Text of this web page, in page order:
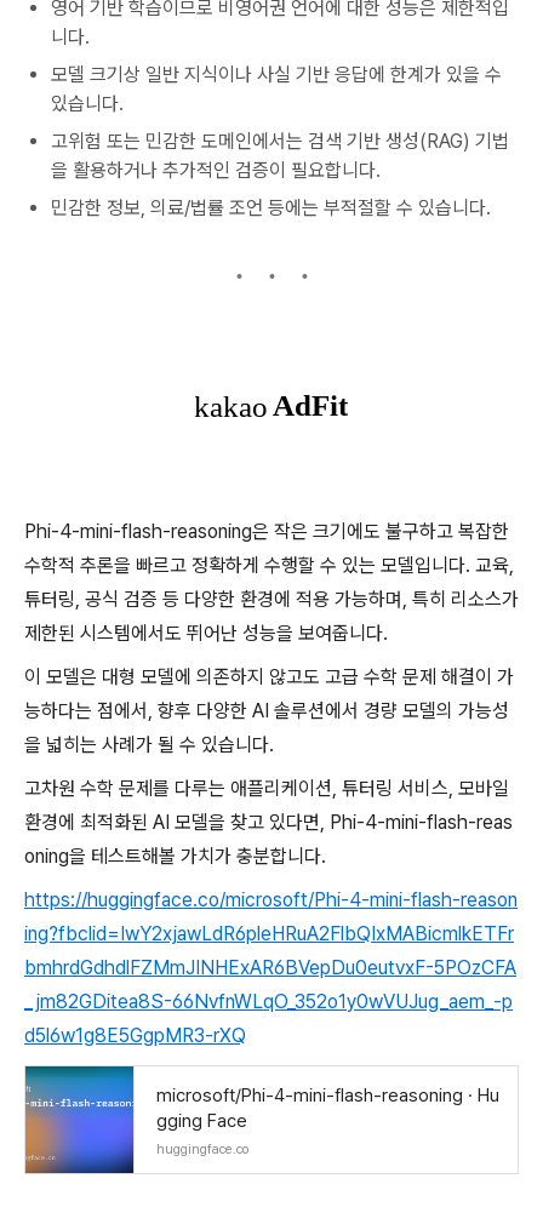
영어 기반 학습이므로 비영어권 언어에 대한 성능은 제한적입
니다.
모델 크기상 일반 지식이나 사실 기반 응답에 한계가 있을 수
있습니다.
고위험 또는 민감한 도메인에서는 검색 기반 생성(RAG) 기법
을 활용하거나 추가적인 검증이 필요합니다.
민감한 정보, 의료/법률 조언 등에는 부적절할 수 있습니다.
Phi-4-mini-flash-reasoning은 작은 크기에도 불구하고 복잡한
수학적 추론을 빠르고 정확하게 수행할 수 있는 모델입니다. 교육,
튜터링, 공식 검증 등 다양한 환경에 적용 가능하며, 특히 리소스가
제한된 시스템에서도 뛰어난 성능을 보여줍니다.
이 모델은 대형 모델에 의존하지 않고도 고급 수학 문제 해결이 가
능하다는 점에서, 향후 다양한 AI 솔루션에서 경량 모델의 가능성
을 넓히는 사례가 될 수 있습니다.
고차원 수학 문제를 다루는 애플리케이션, 튜터링 서비스, 모바일
환경에 최적화된 AI 모델을 찾고 있다면, Phi-4-mini-flash-reas
oning을 테스트해볼 가치가 충분합니다.
https://huggingface.co/microsoft/Phi-4-mini-flash-reason
ing?fbclid=IwY2xjawLdR6pleHRuA2FlbQIxMABicmlkETFr
bmhrdGdhdlFZMmJINHExAR6BVepDu0eutvxF-5POzCFA
_jm82GDitea8S-66NvfnWLqO_352o1y0wVUJug_aem_-p
d5l6w1g8E5GgpMR3-rXQ
microsoft/Phi-4-mini-flash-reasoning · Hu
gging Face
huggingface.co